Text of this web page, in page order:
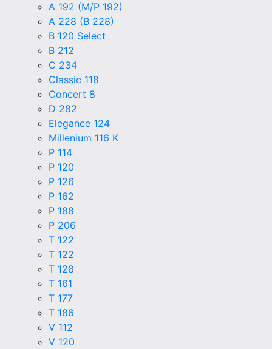
A 192 (M/P 192)
A 228 (B 228)
B 120 Select
B 212
C 234
Classic 118
Concert 8
D 282
Elegance 124
Millenium 116 K
P 114
P 120
P 126
P 162
P 188
P 206
T 122
T 122
T 128
T 161
T 177
T 186
V 112
V 120